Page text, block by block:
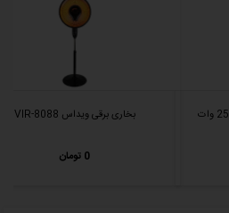
بخاری برقی ویداس VIR-8088
0 تومان